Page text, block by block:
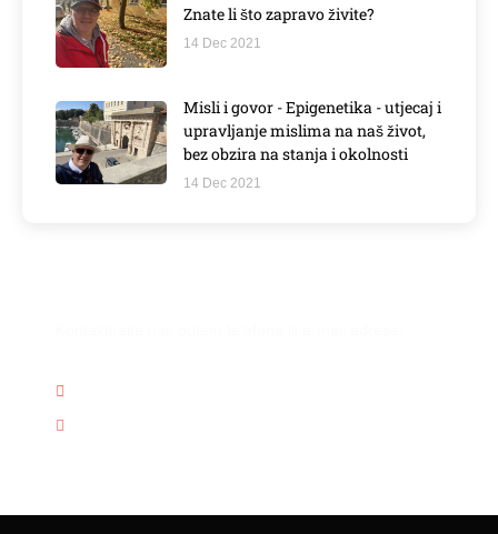
Znate li što zapravo živite?
14 Dec 2021
Misli i govor - Epigenetika - utjecaj i
upravljanje mislima na naš život,
bez obzira na stanja i okolnosti
14 Dec 2021